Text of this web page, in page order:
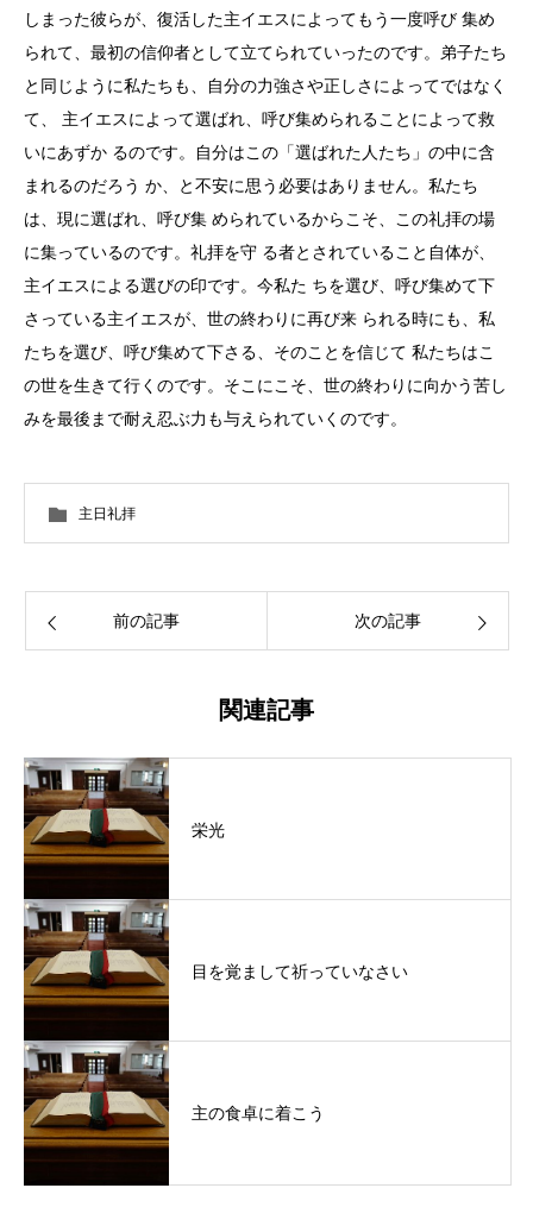
しまった彼らが、復活した主イエスによってもう一度呼び 集め
られて、最初の信仰者として立てられていったのです。弟子たち
と同じように私たちも、自分の力強さや正しさによってではなく
て、 主イエスによって選ばれ、呼び集められることによって救
いにあずか るのです。自分はこの「選ばれた人たち」の中に含
まれるのだろう か、と不安に思う必要はありません。私たち
は、現に選ばれ、呼び集 められているからこそ、この礼拝の場
に集っているのです。礼拝を守 る者とされていること自体が、
主イエスによる選びの印です。今私た ちを選び、呼び集めて下
さっている主イエスが、世の終わりに再び来 られる時にも、私
たちを選び、呼び集めて下さる、そのことを信じて 私たちはこ
の世を生きて行くのです。そこにこそ、世の終わりに向かう苦し
みを最後まで耐え忍ぶ力も与えられていくのです。
主日礼拝
前の記事 次の記事
関連記事
栄光
目を覚まして祈っていなさい
主の食卓に着こう